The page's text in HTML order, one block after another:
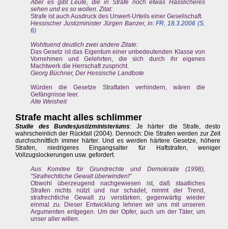
Aber es gibt Leute, die in Strafe noch etwas Hässlicheres
sehen und es so wollen. Zitat:
Strafe ist auch Ausdruck des Unwert-Urteils einer Gesellschaft.
Hessischer Justizminister Jürgen Banzer, in:FR, 18.3.2006 (S.
6)
Wohltuend deutlich zwei andere Zitate:
Das Gesetz ist das Eigentum einer unbedeutenden Klasse von
Vornehmen und Gelehrten, die sich durch ihr eigenes
Machtwerk die Herrschaft zuspricht.
Georg Büchner, Der Hessische Landbote
Würden die Gesetze Straftaten verhindern, wären die
Gefängnisse leer.
Alte Weisheit
Strafe macht alles schlimmer
Studie des Bundesjustizministeriums: Je härter die Strafe, desto
wahrscheinlich der Rückfall (2004). Dennoch: Die Strafen werden zur Zeit
durchschnittlich immer härter. Und es werden härtere Gesetze, höhere
Strafen, niedrigeres Eingangsalter für Haftstrafen, weniger
Vollzugslockerungen usw. gefordert.
Aus Komitee für Grundrechte und Demokratie (1998),
"Strafrechtliche Gewalt überwinden!"
Obwohl überzeugend nachgewiesen ist, daß staatliches
Strafen nichts nützt und nur schadet, nimmt der Trend,
strafrechtliche Gewalt zu verstärken, gegenwärtig wieder
einmal zu. Dieser Entwicklung lehnen wir uns mit unseren
Argumenten entgegen. Um der Opfer, auch um der Täter, um
unser aller willen.